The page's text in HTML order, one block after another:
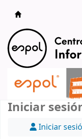
Catálogo en
Iniciar
Iniciar